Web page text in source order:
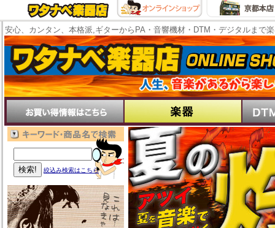
安心、カンタン、本格派,ギターからPA・音響機材・DTM・デジタルまで
絞込み検索はこちら